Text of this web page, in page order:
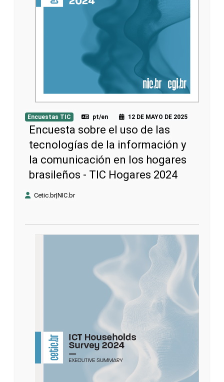
Encuestas TIC pt/en 12 DE MAYO DE 2025
Encuesta sobre el uso de las
tecnologías de la información y
la comunicación en los hogares
brasileños - TIC Hogares 2024
Cetic.br|NIC.br